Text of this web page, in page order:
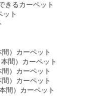
きるカーペット
ット
）カーペット
間）カーペット
）カーペット
）カーペット
間）カーペット